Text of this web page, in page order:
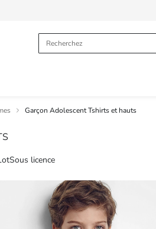
Garçon Adolescent Tshirts et hauts
Sous licence